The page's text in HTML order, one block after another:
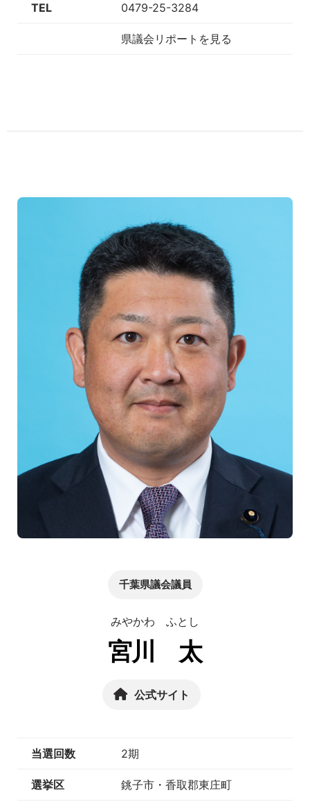
TEL 0479-25-3284
県議会リポートを見る
千葉県議会議員
みやかわ ふとし
宮川 太
公式サイト
当選回数 2期
選挙区 銚子市・香取郡東庄町